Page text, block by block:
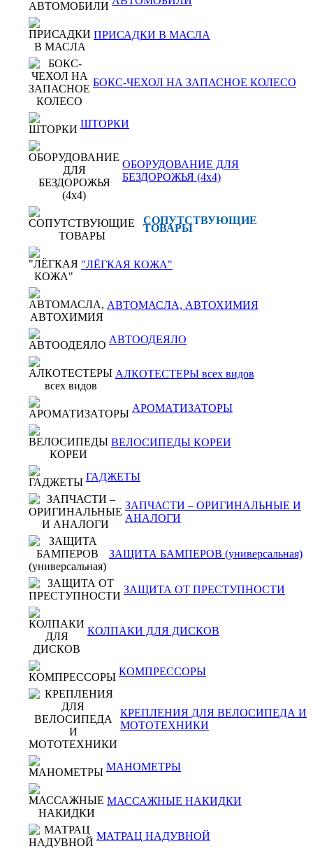
ПРИСАДКИ В МАСЛА
БОКС-ЧЕХОЛ НА ЗАПАСНОЕ КОЛЕСО
ШТОРКИ
ОБОРУДОВАНИЕ ДЛЯ
БЕЗДОРОЖЬЯ (4x4)
СОПУТСТВУЮЩИЕ
ТОВАРЫ
"ЛЁГКАЯ КОЖА"
АВТОМАСЛА, АВТОХИМИЯ
АВТООДЕЯЛО
АЛКОТЕСТЕРЫ всех видов
АРОМАТИЗАТОРЫ
ВЕЛОСИПЕДЫ КОРЕИ
ГАДЖЕТЫ
ЗАПЧАСТИ – ОРИГИНАЛЬНЫЕ И
АНАЛОГИ
ЗАЩИТА БАМПЕРОВ (универсальная)
ЗАЩИТА ОТ ПРЕСТУПНОСТИ
КОЛПАКИ ДЛЯ ДИСКОВ
КОМПРЕССОРЫ
КРЕПЛЕНИЯ ДЛЯ ВЕЛОСИПЕДА И
МОТОТЕХНИКИ
МАНОМЕТРЫ
МАССАЖНЫЕ НАКИДКИ
МАТРАЦ НАДУВНОЙ